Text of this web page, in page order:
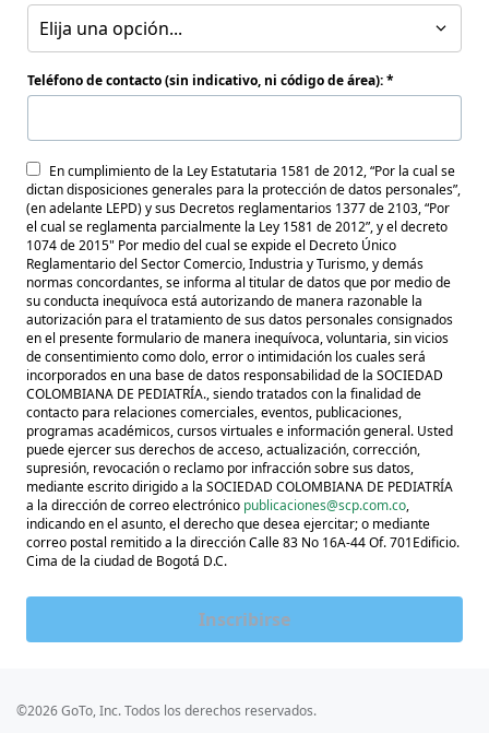
Elija una opción...
Teléfono de contacto (sin indicativo, ni código de área):
En cumplimiento de la Ley Estatutaria 1581 de 2012, “Por la cual se
dictan disposiciones generales para la protección de datos personales”,
(en adelante LEPD) y sus Decretos reglamentarios 1377 de 2103, “Por
el cual se reglamenta parcialmente la Ley 1581 de 2012”, y el decreto
1074 de 2015" Por medio del cual se expide el Decreto Único
Reglamentario del Sector Comercio, Industria y Turismo, y demás
normas concordantes, se informa al titular de datos que por medio de
su conducta inequívoca está autorizando de manera razonable la
autorización para el tratamiento de sus datos personales consignados
en el presente formulario de manera inequívoca, voluntaria, sin vicios
de consentimiento como dolo, error o intimidación los cuales será
incorporados en una base de datos responsabilidad de la SOCIEDAD
COLOMBIANA DE PEDIATRÍA., siendo tratados con la finalidad de
contacto para relaciones comerciales, eventos, publicaciones,
programas académicos, cursos virtuales e información general. Usted
puede ejercer sus derechos de acceso, actualización, corrección,
supresión, revocación o reclamo por infracción sobre sus datos,
mediante escrito dirigido a la SOCIEDAD COLOMBIANA DE PEDIATRÍA
a la dirección de correo electrónico publicaciones@scp.com.co,
indicando en el asunto, el derecho que desea ejercitar; o mediante
correo postal remitido a la dirección Calle 83 No 16A-44 Of. 701Edificio.
Cima de la ciudad de Bogotá D.C.
Inscribirse
©2026 GoTo, Inc. Todos los derechos reservados.